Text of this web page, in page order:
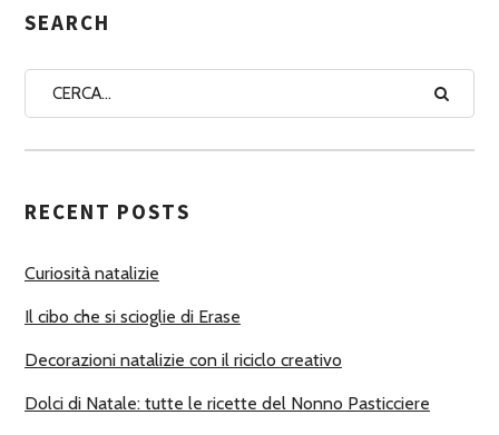
G
A
U
O
I
SEARCH
RECENT POSTS
Curiosità natalizie
Il cibo che si scioglie di Erase
Decorazioni natalizie con il riciclo creativo
Dolci di Natale: tutte le ricette del Nonno Pasticciere